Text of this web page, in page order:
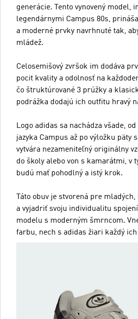
generácie. Tento vynovený model,
legendárnymi Campus 80s,
a moderné prvky navrhnuté tak,
mládež.
Celosemišový zvršok im dodáva
pocit kvality a odolnosť na
čo štruktúrované 3 prúžky a
podrážka dodajú ich outfitu hravý
Logo adidas sa nachádza všade,
jazyka Campus až po výložku päty
vytvára nezameniteľný originálny
do školy alebo von s kamarátmi, v
budú mať pohodlný a istý krok.
Táto obuv je stvorená pre
a vyjadriť svoju individualitu
modelu s moderným šmrncom.
farbu, nech s adidas žiari každý